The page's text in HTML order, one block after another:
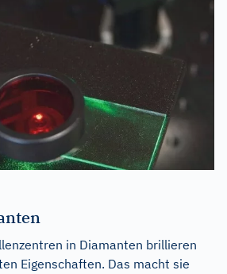
in Diamanten brillieren
Eigenschaften. Das macht sie